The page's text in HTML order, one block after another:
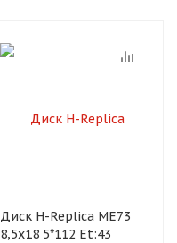
Диск H-Replica ME73
8,5x18 5*112 Et:43